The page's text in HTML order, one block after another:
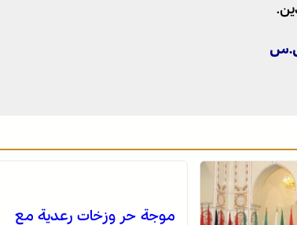
موجة حر وزخات رعدية مع